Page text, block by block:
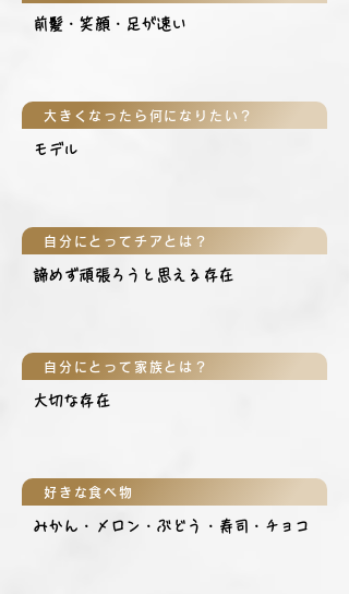
前髪・笑顔・足が速い
大きくなったら何になりたい？
モデル
自分にとってチアとは？
諦めず頑張ろうと思える存在
自分にとって家族とは？
大切な存在
好きな食べ物
みかん・メロン・ぶどう・寿司・チョコ